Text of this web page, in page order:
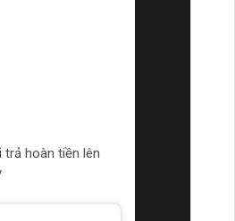
trả hoàn tiền lên